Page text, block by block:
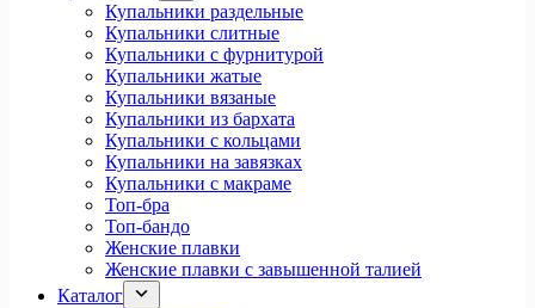
Купальники раздельные
Купальники слитные
Купальники с фурнитурой
Купальники жатые
Купальники вязаные
Купальники из бархата
Купальники с кольцами
Купальники на завязках
Купальники с макраме
Топ-бра
Топ-бандо
Женские плавки
Женские плавки с завышенной талией
Каталог